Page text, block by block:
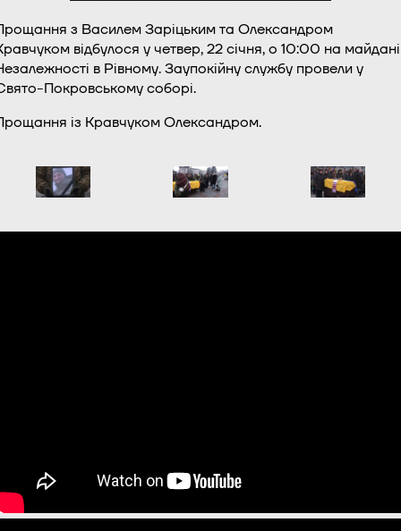
з Василем Заріцьким та Олександром
відбулося у четвер, 22 січня, о 10:00 на майдані
в Рівному. Заупокійну службу провели у
Покровському соборі.
із Кравчуком Олександром.